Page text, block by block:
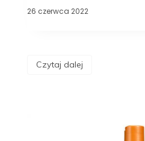
26 czerwca 2022
Czytaj dalej